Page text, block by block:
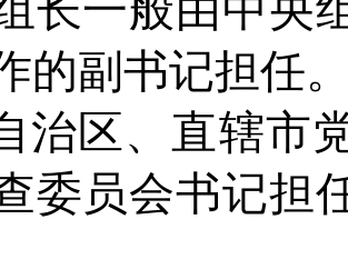
长一般由中央
的副书记担任
治区、直辖市
委员会书记担